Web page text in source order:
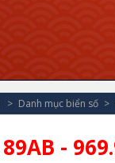
Danh mục biển số
89AB -